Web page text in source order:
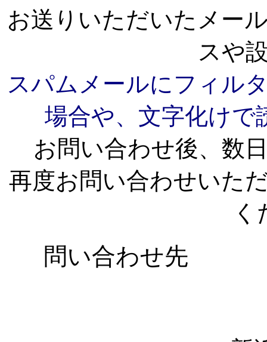
お送りいただいたメー
スや
スパムメールにフィル
場合や、文字化けで
お問い合わせ後、数
再度お問い合わせいた
く
問い合わせ先